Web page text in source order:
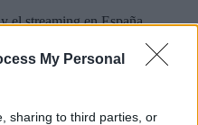
My Personal
sharing to third parties, or
el streaming en España.
STREAMING